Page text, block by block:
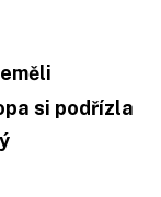
si podřízla